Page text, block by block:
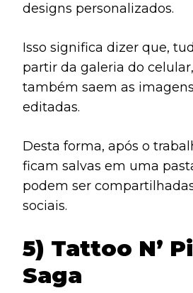
designs personalizados.
Isso significa dizer que,
partir da galeria do
também saem as
editadas.
Desta forma, após o
ficam salvas em uma
podem ser
sociais.
5) Tattoo N’
Saga